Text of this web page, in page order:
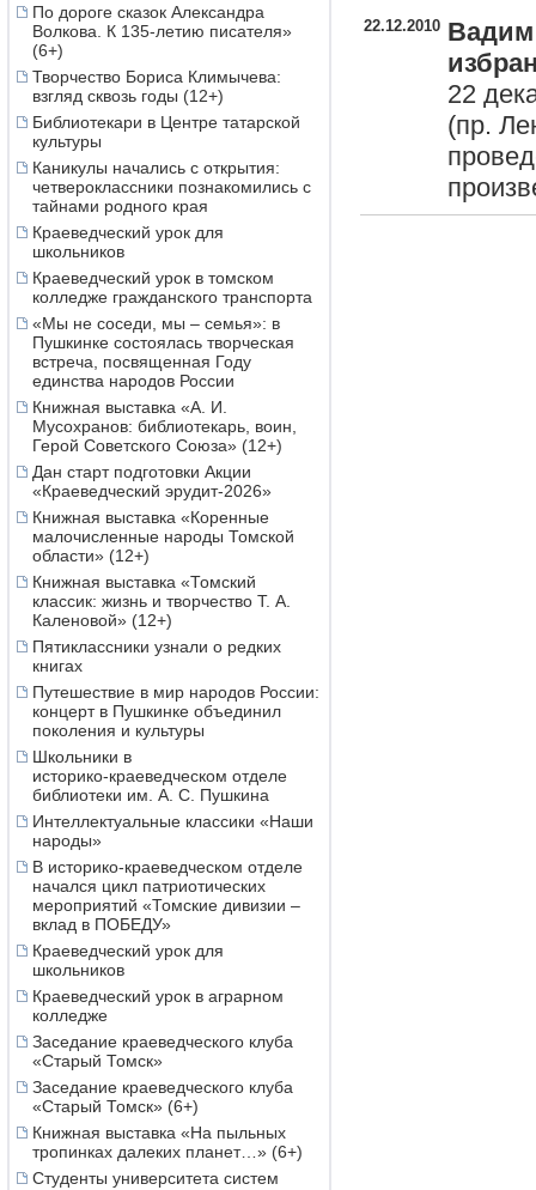
По дороге сказок Александра
Волкова. К 135-летию писателя»
(6+)
Творчество Бориса Климычева:
взгляд сквозь годы (12+)
Библиотекари в Центре татарской
культуры
Каникулы начались с открытия:
четвероклассники познакомились с
тайнами родного края
Краеведческий урок для
школьников
Краеведческий урок в томском
колледже гражданского транспорта
«Мы не соседи, мы – семья»: в
Пушкинке состоялась творческая
встреча, посвященная Году
единства народов России
Книжная выставка «А. И.
Мусохранов: библиотекарь, воин,
Герой Советского Союза» (12+)
Дан старт подготовки Акции
«Краеведческий эрудит-2026»
Книжная выставка «Коренные
малочисленные народы Томской
области» (12+)
Книжная выставка «Томский
классик: жизнь и творчество Т. А.
Каленовой» (12+)
Пятиклассники узнали о редких
книгах
Путешествие в мир народов России:
концерт в Пушкинке объединил
поколения и культуры
Школьники в
историко‑краеведческом отделе
библиотеки им. А. С. Пушкина
Интеллектуальные классики «Наши
народы»
В историко-краеведческом отделе
начался цикл патриотических
мероприятий «Томские дивизии –
вклад в ПОБЕДУ»
Краеведческий урок для
школьников
Краеведческий урок в аграрном
колледже
Заседание краеведческого клуба
«Старый Томск»
Заседание краеведческого клуба
«Старый Томск» (6+)
Книжная выставка «На пыльных
тропинках далеких планет…» (6+)
Студенты университета систем
2010 декабрь,ноябрь
22.12.2010 Вадим
22
(пр.